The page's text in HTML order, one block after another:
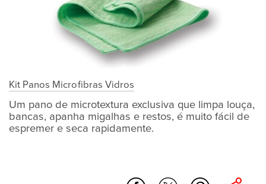
Kit Panos Microfibras Vidros
Um pano de microtextura exclusiva que limpa louça,
bancas, apanha migalhas e restos, é muito fácil de
espremer e seca rapidamente.